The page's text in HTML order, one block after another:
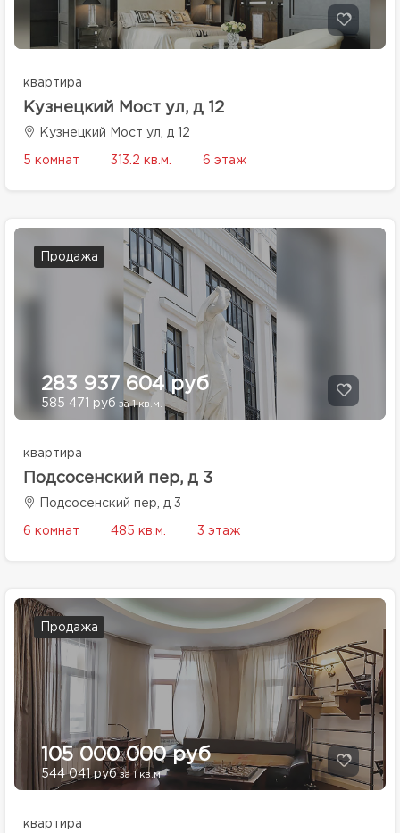
квартира
Кузнецкий Мост ул, д 12
Кузнецкий Мост ул, д 12
5 комнат 313.2 кв.м. 6 этаж
Продажа
283 937 604 руб
585 471 руб за 1 кв.м.
квартира
Подсосенский пер, д 3
Подсосенский пер, д 3
6 комнат 485 кв.м. 3 этаж
Продажа
105 000 000 руб
544 041 руб за 1 кв.м.
квартира